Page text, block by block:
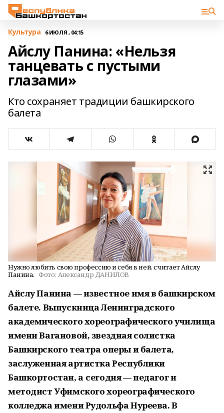
Культура 6 ИЮЛЯ , 04:15
Айслу Панина: «Нельзя
танцевать с пустыми
глазами»
Кто сохраняет традиции башкирского
балета
Нужно любить свою профессию и себя в ней, считает Айслу
Панина. Фото: Александр ДАНИЛОВ
Айслу Панина — известное имя в башкирском
балете. Выпускница Ленинградского
академического хореографического училища
имени Вагановой, звездная солистка
Башкирского театра оперы и балета,
заслуженная артистка Республики
Башкортостан, а сегодня — педагог и
методист Уфимского хореографического
колледжа имени Рудольфа Нуреева. В